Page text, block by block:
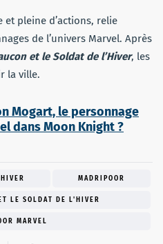
pleine d’actions, relie
de l’univers Marvel. Après
et le Soldat de l’Hiver, les
la ville.
Mogart, le personnage
dans Moon Knight ?
MADRIPOOR
LE SOLDAT DE L'HIVER
MARVEL